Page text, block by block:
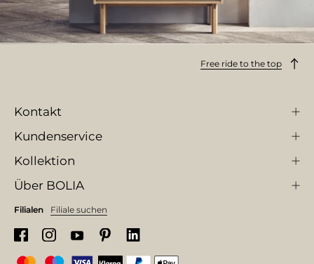
Free ride to the top
Kontakt
Kundenservice
Kollektion
Über BOLIA
Filialen Filiale suchen